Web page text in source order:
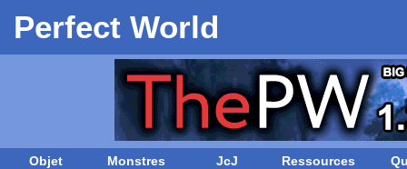
Perfect World
Objet Monstres JcJ Ressources